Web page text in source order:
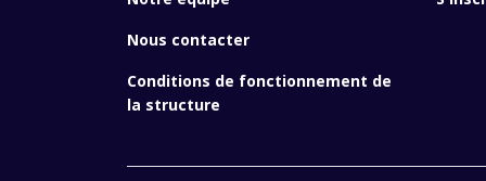
Nous contacter
Conditions de fonctionnement de
la structure